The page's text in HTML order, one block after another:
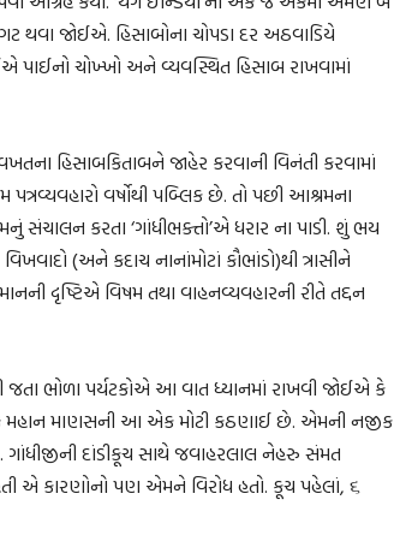
થવા જોઈએ. હિસાબોના ચોપડા દર અઠવાડિયે
ચોખ્ખો અને વ્યવસ્થિત હિસાબ રાખવામાં
હિસાબકિતાબને જાહેર કરવાની વિનંતી કરવામાં
વર્ષોથી પબ્લિક છે. તો પછી આશ્રમના
કરતા ‘ગાંધીભક્તો’એ ધરાર ના પાડી. શું ભય
(અને કદાચ નાનાંમોટાં કૌભાંડો)થી ત્રાસીને
દૃષ્ટિએ વિષમ તથા વાહનવ્યવહારની રીતે તદ્દન
ભોળા પર્યટકોએ આ વાત ધ્યાનમાં રાખવી જોઈએ કે
મહાન માણસની આ એક મોટી કઠણાઈ છે. એમની નજીક
દાંડીકૂચ સાથે જવાહરલાલ નેહરુ સંમત
એ કારણોનો પણ એમને વિરોધ હતો. કૂચ પહેલાં, ૬